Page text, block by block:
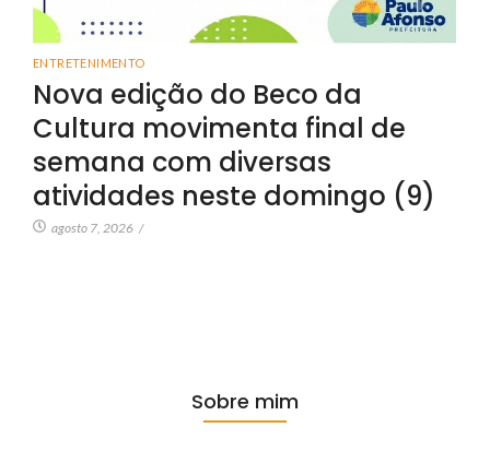
ENTRETENIMENTO
Nova edição do Beco da
Cultura movimenta final de
semana com diversas
atividades neste domingo (9)
agosto 7, 2026 /
Sobre mim